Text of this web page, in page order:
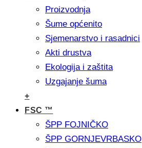
Proizvodnja
Šume općenito
Sjemenarstvo i rasadnici
Akti drustva
Ekologija i zaštita
Uzgajanje šuma
+
FSC ™
ŠPP FOJNIČKO
ŠPP GORNJEVRBASKO